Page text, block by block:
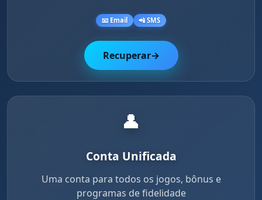
📧 Email 📲 SMS
Recuperar→
👤
Conta Unificada
Uma conta para todos os jogos, bônus e
programas de fidelidade